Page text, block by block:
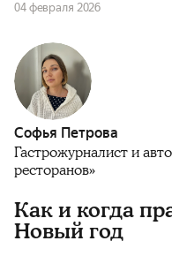
04 февраля 2026
Софья Петрова
Гастрожурналист и
ресторанов»
Как и когда
Новый год